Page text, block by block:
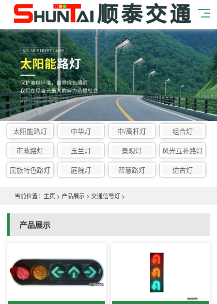
太阳能路灯 中华灯 中/高杆灯
组合灯
市政路灯
玉兰灯 景观灯
风光互补路灯
民族特色路灯
庭院灯 智慧路灯 仿古灯
当前位置： 主页 > 产品展示 > 交通信号灯 >
产品展示